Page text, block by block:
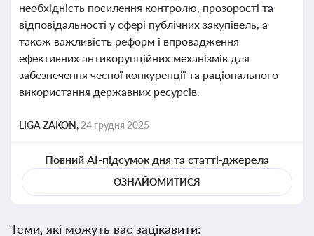
необхідність посилення контролю, прозорості та
відповідальності у сфері публічних закупівель, а
також важливість реформ і впровадження
ефективних антикорупційних механізмів для
забезпечення чесної конкуренції та раціонального
використання державних ресурсів.
LIGA ZAKON, 24 грудня 2025
Повний AI-підсумок дня та статті-джерела
ОЗНАЙОМИТИСЯ
Теми, які можуть вас зацікавити: